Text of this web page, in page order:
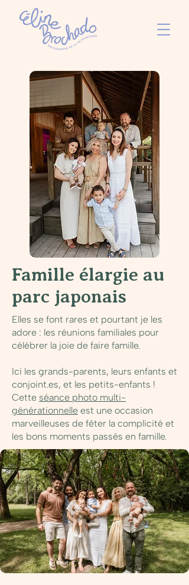
Famille élargie au
parc japonais
Elles se font rares et pourtant je les
adore : les réunions familiales pour
célébrer la joie de faire famille.
Ici les grands-parents, leurs enfants et
conjoint.es, et les petits-enfants !
Cette séance photo multi-
générationnelle est une occasion
marveilleuses de fêter la complicité et
les bons moments passés en famille.